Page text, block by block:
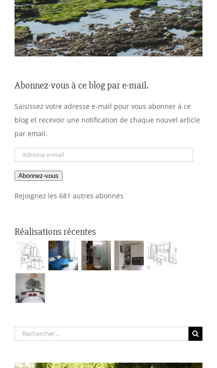
Abonnez-vous à ce blog par e-mail.
Saisissez votre adresse e-mail pour vous abonner à ce
blog et recevoir une notification de chaque nouvel article
par email.
Adresse
mail
Abonnez-vous
Rejoignez les 681 autres abonnés
Réalisations récentes
Rechercher: